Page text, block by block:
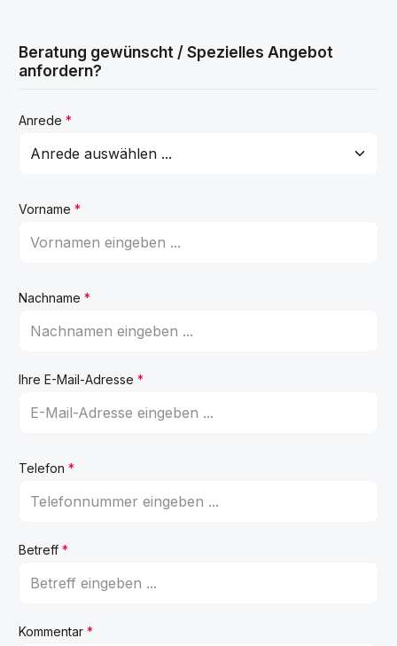
Beratung gewünscht / Spezielles Angebot
anfordern?
Anrede *
Vorname *
Nachname *
Ihre E-Mail-Adresse *
Telefon *
Betreff *
Kommentar *